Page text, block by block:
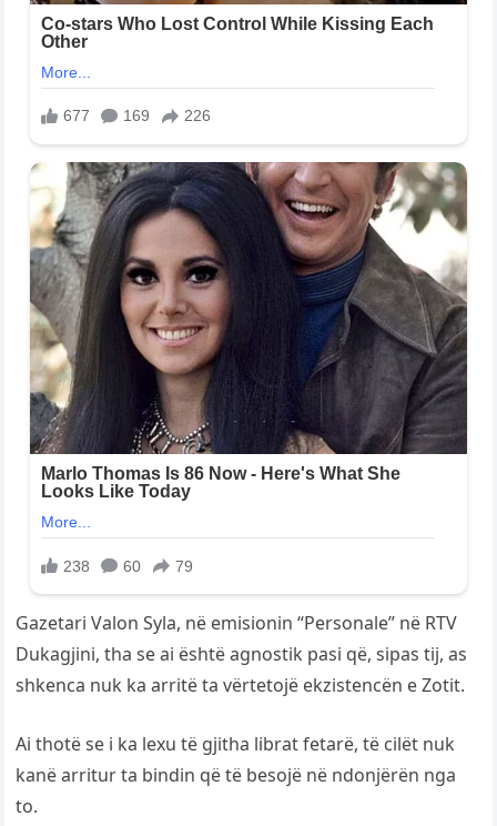
Gazetari Valon Syla, në emisionin “Personale” në RTV
Dukagjini, tha se ai është agnostik pasi që, sipas tij, as
shkenca nuk ka arritë ta vërtetojë ekzistencën e Zotit.
Ai thotë se i ka lexu të gjitha librat fetarë, të cilët nuk
kanë arritur ta bindin që të besojë në ndonjërën nga
to.